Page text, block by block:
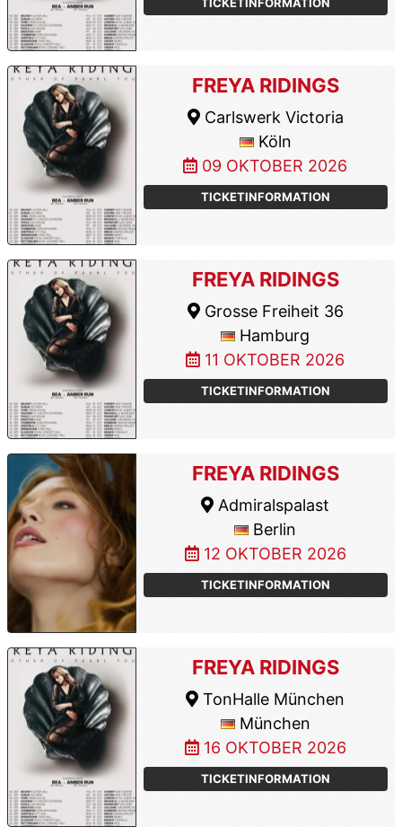
FREYA RIDINGS
Carlswerk Victoria
Köln
09 OKTOBER 2026
TICKETINFORMATION
FREYA RIDINGS
Grosse Freiheit 36
Hamburg
11 OKTOBER 2026
TICKETINFORMATION
FREYA RIDINGS
Admiralspalast
Berlin
12 OKTOBER 2026
TICKETINFORMATION
FREYA RIDINGS
TonHalle München
München
16 OKTOBER 2026
TICKETINFORMATION